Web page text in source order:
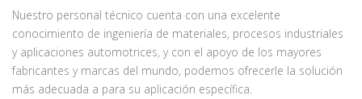
Nuestro personal técnico cuenta con una excelente
conocimiento de ingeniería de materiales, procesos industriales
y aplicaciones automotrices, y con el apoyo de los mayores
fabricantes y marcas del mundo, podemos ofrecerle la solución
más adecuada a para su aplicación específica.